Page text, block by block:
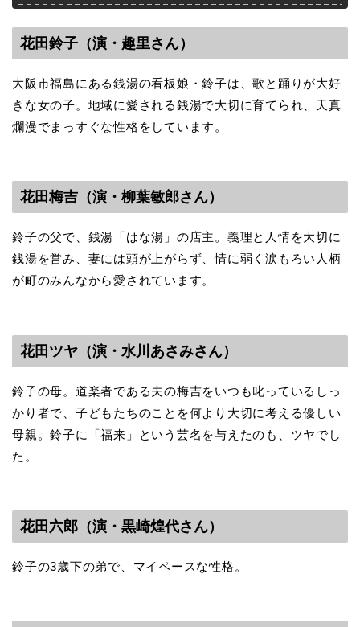
花田鈴子（演・趣里さん）
大阪市福島にある銭湯の看板娘・鈴子は、歌と踊りが大好
きな女の子。地域に愛される銭湯で大切に育てられ、天真
爛漫でまっすぐな性格をしています。
花田梅吉（演・柳葉敏郎さん）
鈴子の父で、銭湯「はな湯」の店主。義理と人情を大切に
銭湯を営み、妻には頭が上がらず、情に弱く涙もろい人柄
が町のみんなから愛されています。
花田ツヤ（演・水川あさみさん）
鈴子の母。道楽者である夫の梅吉をいつも叱っているしっ
かり者で、子どもたちのことを何より大切に考える優しい
母親。鈴子に「福来」という芸名を与えたのも、ツヤでし
た。
花田六郎（演・黒崎煌代さん）
鈴子の3歳下の弟で、マイペースな性格。